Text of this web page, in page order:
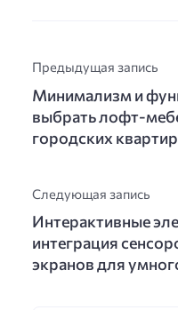
Предыдущая запись
Минимализм и
выбрать лофт-
городских квартир
Следующая запись
Интерактивные
интеграция
экранов для